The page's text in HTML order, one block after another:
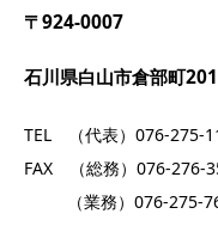
〒924-0007
石川県白山市倉部町
TEL （代表）076-275-
FAX （総務）076-276-
（業務）076-275-